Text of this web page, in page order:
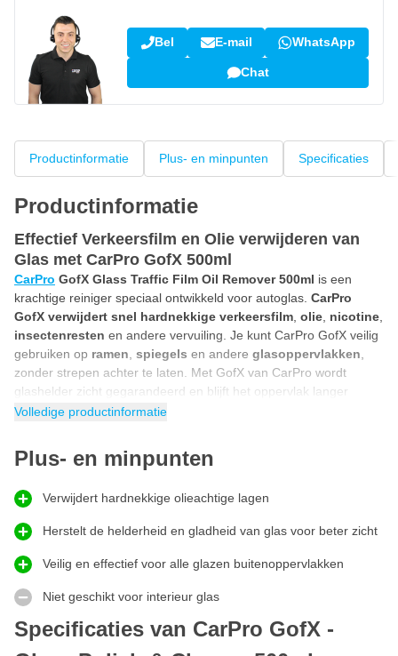
Bel E-mail WhatsApp
Chat
Productinformatie Plus- en minpunten Specificaties
Productinformatie
Effectief Verkeersfilm en Olie verwijderen van
Glas met CarPro GofX 500ml
CarPro GofX Glass Traffic Film Oil Remover 500ml is een
krachtige reiniger speciaal ontwikkeld voor autoglas. CarPro
GofX verwijdert snel hardnekkige verkeersfilm olie nicotine
insectenresten en andere vervuiling. Je kunt CarPro GofX veilig
gebruiken op ramen spiegels en andere glasoppervlakken
zonder strepen achter te laten. Met GofX van CarPro wordt
glashelder zicht gegarandeerd en blijft het oppervlak langer
schoon.
GofX
Bereid glas voor op Coatings en Sealants met CarPro GofX
Deze Glass Polish van CarPro
herstelt direct de helderheid en
transparantie van alle autoruiten. Dankzij de hybride formule van
chemische ingrediënten en fijne abrasieven verwijdert het
aankunnen, zoals olieachtige verkeersfilm, ingedroogde
polijstmiddelherstelt de gladheid van het glas en verbetert het
zicht, terwijl het de oppervlakte voorbereidt voor een optimale
hechting van sealants of coatings. GofX kan zowel met de hand
Volledige productinformatie
Plus- en minpunten
Verwijdert hardnekkige olieachtige lagen
Herstelt de helderheid en gladheid van glas voor beter zicht
Veilig en effectief voor alle glazen buitenoppervlakken
Niet geschikt voor interieur glas
Specificaties van CarPro GofX -